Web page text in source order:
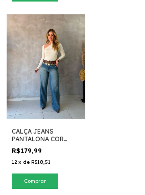
CALÇA JEANS
PANTALONA COR
SUJINHA
R$179,99
12 x de R$18,51
Comprar